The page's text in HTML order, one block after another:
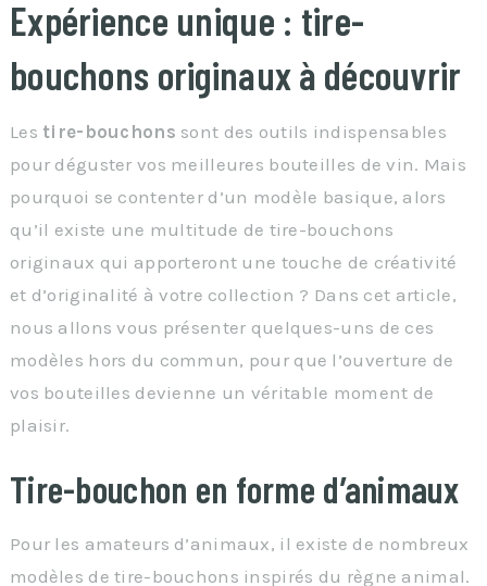
Expérience unique : tire-
bouchons originaux à découvrir
Les tire-bouchons sont des outils indispensables
pour déguster vos meilleures bouteilles de vin. Mais
pourquoi se contenter d’un modèle basique, alors
qu’il existe une multitude de tire-bouchons
originaux qui apporteront une touche de créativité
et d’originalité à votre collection ? Dans cet article,
nous allons vous présenter quelques-uns de ces
modèles hors du commun, pour que l’ouverture de
vos bouteilles devienne un véritable moment de
plaisir.
Tire-bouchon en forme d’animaux
Pour les amateurs d’animaux, il existe de nombreux
modèles de tire-bouchons inspirés du règne animal.